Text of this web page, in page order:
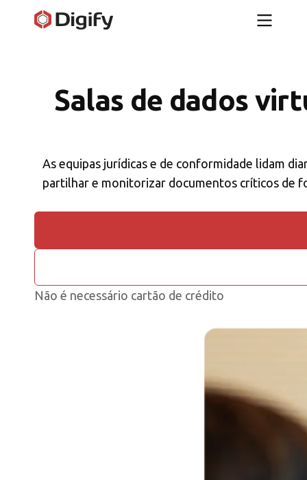
Salas de dados
As equipas jurídicas e de conformidade lidam
partilhar e monitorizar documentos críticos de
Não é necessário cartão de crédito